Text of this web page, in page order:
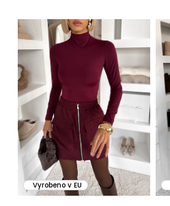
ů
Vyrobeno v EU